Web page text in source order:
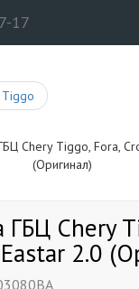
17
ГБЦ Chery
2.0